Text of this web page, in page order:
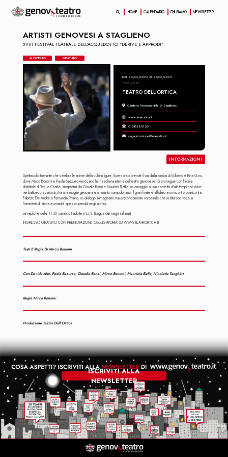
ARTISTI GENOVESI A STAGLIENO
XVIII FESTIVAL TEATRALE DELL'ACQUEDOTTO "DERIVE E APPRODI"
ALL'APERTO GRATUITO
DAL 26/06/2026 AL 27/06/2026
17.00 e 17.30
TEATRO DELL'ORTICA
Cimitero Monumentale Di Staglieno
www.teatrortica.it
0108380120
organizzazione@teatrortica.it
INFORMAZIONI
Spettacolo itinerante che celebra le anime della cultura ligure. Il percorso prende il via dalla tomba di Gilberto e Rina Govi,
dove Mirco Bonomi e Paola Bazzurro rievocano la maschera eterna del teatro genovese. Si prosegue con l’ironia
dialettale di Texu e Charlie, interpretati da Claudia Benzi e Maurizio Raffo: un omaggio a una comicità d'altri tempi che rivive
nei battibecchi calcistici tra una moglie genoana e un marito sampdoriano. Il gran finale è affidato a un incontro poetico tra
Fabrizio De André e Fernanda Pivano, un dialogo immaginario ma profondamente verosimile che restituisce voce a
frammenti di storia e umanità spesso perduti negli archivi.
Le repliche delle 17.30 saranno tradotte in L.I.S. (Lingua dei segni italiana)
INGRESSO GRATUITO CON PRENOTAZIONE OBBLIGATORIA SU WWW.TEATRORTICA.IT
Testi E Regia Di Mirco Bonomi
Con Davide Aloi, Paola Bazurro, Claudia Benzi, Mirco Bonomi, Maurizio Raffo, Nicoletta Tanghèri
Regia Mirco Bonomi
Produzione Teatro Dell’Ortica
ISCRIVITI ALLA
NEWSLETTER
HOME CALENDARIO CHI SIAMO NEWSLETTER